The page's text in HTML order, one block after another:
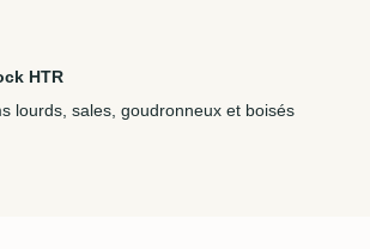
HTR
lourds, sales, goudronneux et boisés